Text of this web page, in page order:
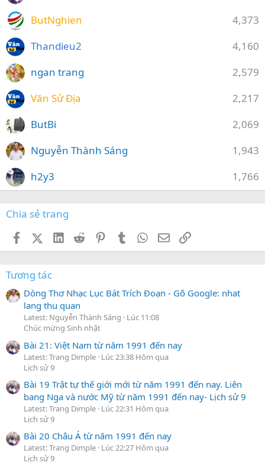
4,373
ButNghien
4,160
Thandieu2
2,579
ngan trang
2,217
Văn Sử Địa
2,069
ButBi
1,943
Nguyễn Thành Sáng
1,766
h2y3
Chia sẻ trang
FacebookX (Twitter)
LinkedIn
Reddit PinterestTumblr WhatsApp
EmailLink
Tương tác
Dòng Thơ Nhạc Lục Bát Trích Đoạn - Gõ Google: nhat
lang thu quan
Latest: Nguyễn Thành Sáng
Lúc 11:08
Chúc mừng Sinh nhật
Bài 21: Việt Nam từ năm 1991 đến nay
Latest: Trang Dimple Lúc 23:38 Hôm qua
Lịch sử 9
Bài 19 Trật tự thế giới mới từ năm 1991 đến nay. Liên
bang Nga và nước Mỹ từ năm 1991 đến nay- Lịch sử 9
Latest: Trang Dimple Lúc 22:31 Hôm qua
Lịch sử 9
Bài 20 Châu Á từ năm 1991 đến nay
Latest: Trang Dimple Lúc 22:27 Hôm qua
Lịch sử 9